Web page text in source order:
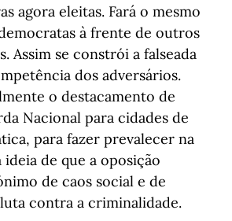
agora eleitas. Fará o mesmo
à frente de outros
Assim se constrói a falseada
dos adversários.
o destacamento de
Nacional para cidades de
para fazer prevalecer na
de que a oposição
de caos social e de
contra a criminalidade.